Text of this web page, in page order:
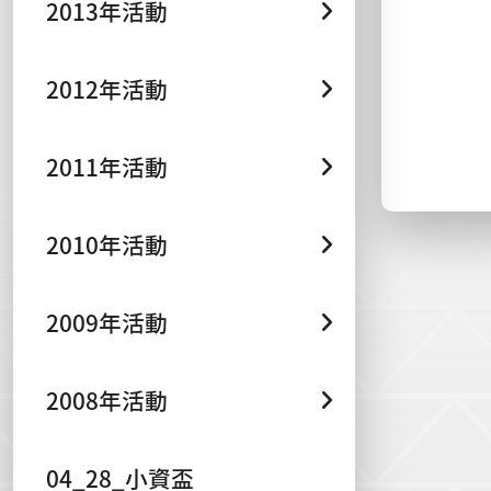
2013年活動
2012年活動
2011年活動
2010年活動
2009年活動
2008年活動
04_28_小資盃